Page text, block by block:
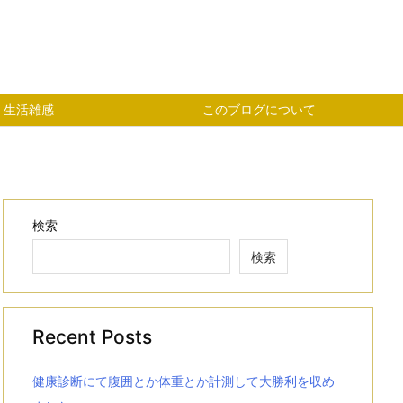
生活雑感 このブログについて
検索
検索
Recent Posts
健康診断にて腹囲とか体重とか計測して大勝利を収め